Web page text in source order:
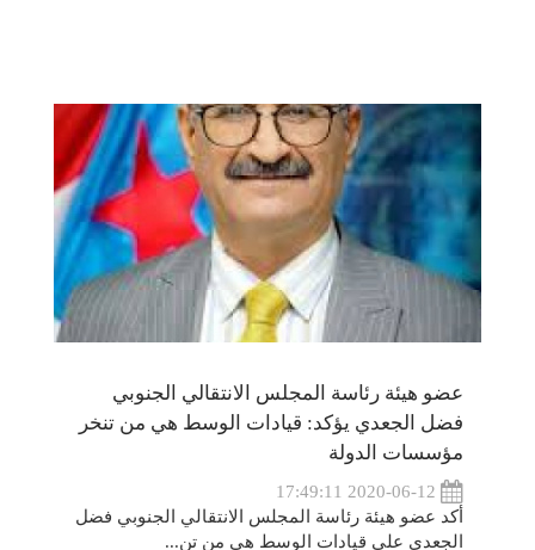
عضو هيئة رئاسة المجلس الانتقالي الجنوبي
فضل الجعدي يؤكد: قيادات الوسط هي من تنخر
مؤسسات الدولة
أكد عضو هيئة رئاسة المجلس الانتقالي الجنوبي فضل
الجعدي على قيادات الوسط هي من تن...